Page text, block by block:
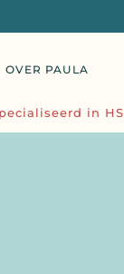
OVER PAULA
in